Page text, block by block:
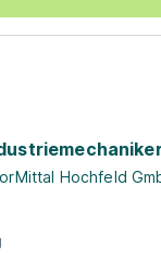
Hochfeld